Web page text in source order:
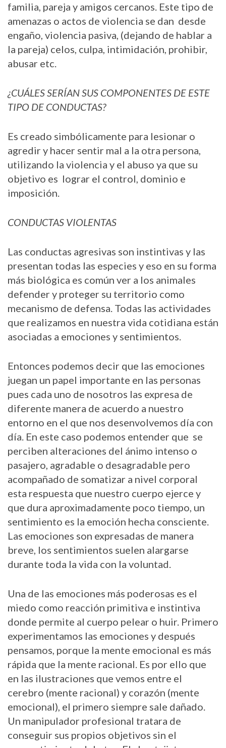
familia, pareja y amigos cercanos. Este tipo de
amenazas o actos de violencia se dan desde
engaño, violencia pasiva, (dejando de hablar a
la pareja) celos, culpa, intimidación, prohibir,
abusar etc.
¿CUÁLES SERÍAN SUS COMPONENTES DE ESTE
TIPO DE CONDUCTAS?
Es creado simbólicamente para lesionar o
agredir y hacer sentir mal a la otra persona,
utilizando la violencia y el abuso ya que su
objetivo es lograr el control, dominio e
imposición.
CONDUCTAS VIOLENTAS
Las conductas agresivas son instintivas y las
presentan todas las especies y eso en su forma
más biológica es común ver a los animales
defender y proteger su territorio como
mecanismo de defensa. Todas las actividades
que realizamos en nuestra vida cotidiana están
asociadas a emociones y sentimientos.
Entonces podemos decir que las emociones
juegan un papel importante en las personas
pues cada uno de nosotros las expresa de
diferente manera de acuerdo a nuestro
entorno en el que nos desenvolvemos día con
día. En este caso podemos entender que se
perciben alteraciones del ánimo intenso o
pasajero, agradable o desagradable pero
acompañado de somatizar a nivel corporal
esta respuesta que nuestro cuerpo ejerce y
que dura aproximadamente poco tiempo, un
sentimiento es la emoción hecha consciente.
Las emociones son expresadas de manera
breve, los sentimientos suelen alargarse
durante toda la vida con la voluntad.
Una de las emociones más poderosas es el
miedo como reacción primitiva e instintiva
donde permite al cuerpo pelear o huir. Primero
experimentamos las emociones y después
pensamos, porque la mente emocional es más
rápida que la mente racional. Es por ello que
en las ilustraciones que vemos entre el
cerebro (mente racional) y corazón (mente
emocional), el primero siempre sale dañado.
Un manipulador profesional tratara de
conseguir sus propios objetivos sin el